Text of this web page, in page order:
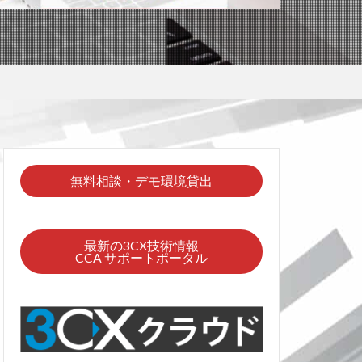
無料相談・デモ環境貸出
最新の3CX技術情報
CCA サポートポータル